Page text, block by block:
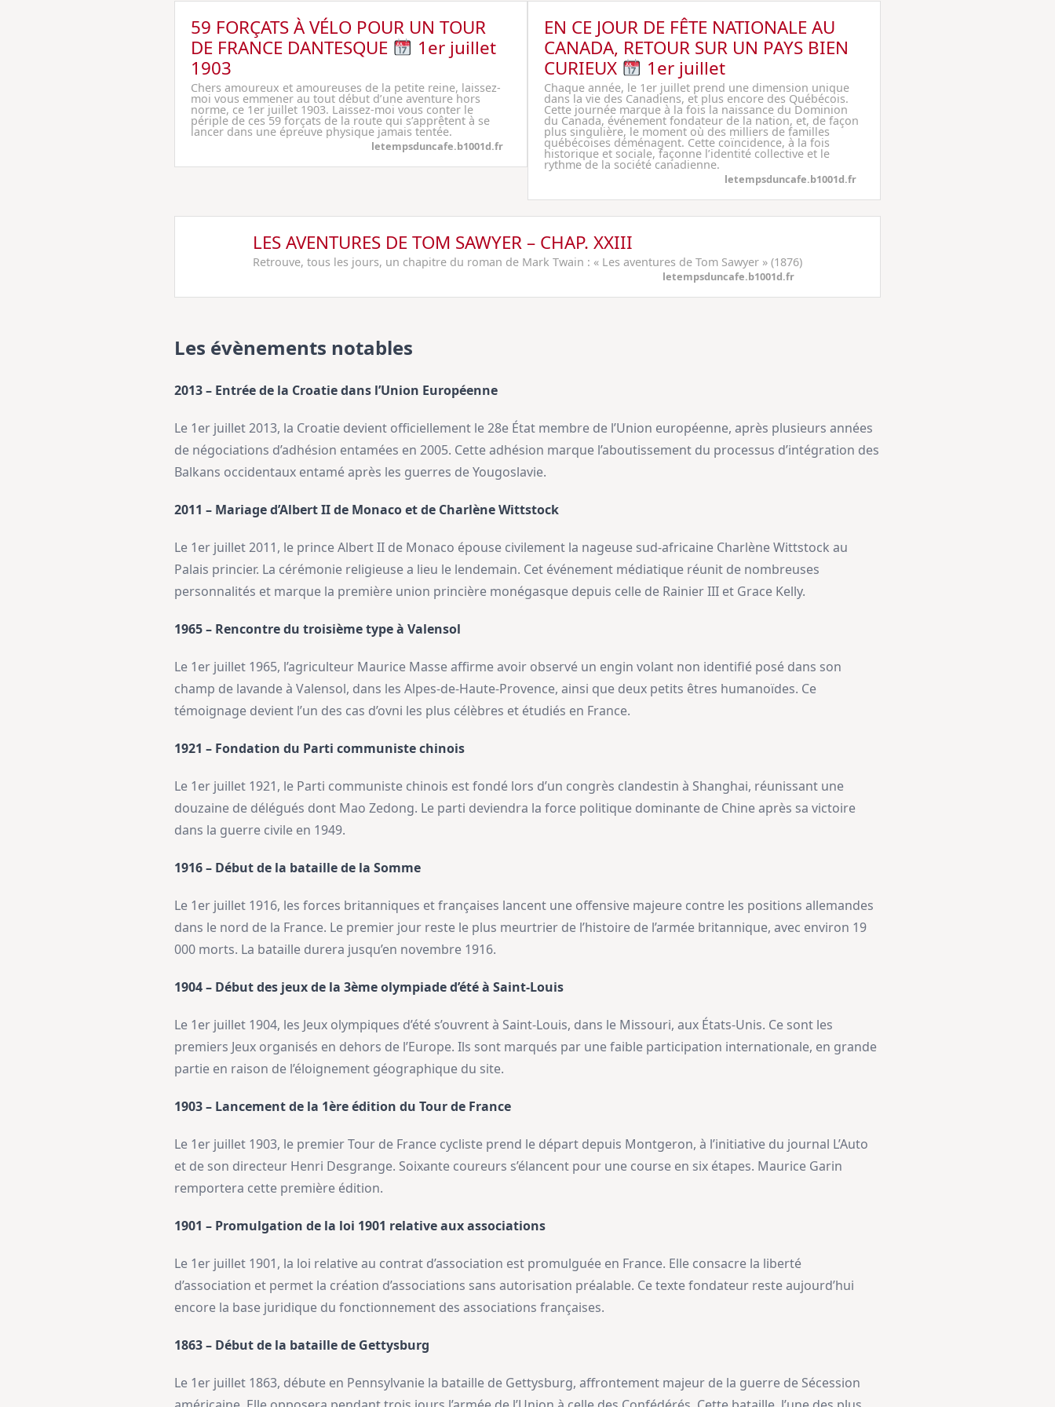
59 FORÇATS À VÉLO POUR UN TOUR
DE FRANCE DANTESQUE
1er juillet
1903
Chers amoureux et amoureuses de la petite reine, laissez-
moi vous emmener au tout début d’une aventure hors
norme, ce 1er juillet 1903. Laissez-moi vous conter le
périple de ces 59 forçats de la route qui s’apprêtent à se
lancer dans une épreuve physique jamais tentée.
letempsduncafe.b1001d.fr
EN CE JOUR DE FÊTE NATIONALE AU
CANADA, RETOUR SUR UN PAYS BIEN
CURIEUX
1er juillet
Chaque année, le 1er juillet prend une dimension unique
dans la vie des Canadiens, et plus encore des Québécois.
Cette journée marque à la fois la naissance du Dominion
du Canada, événement fondateur de la nation, et, de façon
plus singulière, le moment où des milliers de familles
québécoises déménagent. Cette coïncidence, à la fois
historique et sociale, façonne l’identité collective et le
rythme de la société canadienne.
letempsduncafe.b1001d.fr
LES AVENTURES DE TOM SAWYER – CHAP. XXIII
Retrouve, tous les jours, un chapitre du roman de Mark Twain : « Les aventures de Tom Sawyer » (1876)
letempsduncafe.b1001d.fr
Les évènements notables
2013 – Entrée de la Croatie dans l’Union Européenne
Le 1er juillet 2013, la Croatie devient officiellement le 28e État membre de l’Union européenne, après plusieurs années
de négociations d’adhésion entamées en 2005. Cette adhésion marque l’aboutissement du processus d’intégration des
Balkans occidentaux entamé après les guerres de Yougoslavie.
2011 – Mariage d’Albert II de Monaco et de Charlène Wittstock
Le 1er juillet 2011, le prince Albert II de Monaco épouse civilement la nageuse sud-africaine Charlène Wittstock au
Palais princier. La cérémonie religieuse a lieu le lendemain. Cet événement médiatique réunit de nombreuses
personnalités et marque la première union princière monégasque depuis celle de Rainier III et Grace Kelly.
1965 – Rencontre du troisième type à Valensol
Le 1er juillet 1965, l’agriculteur Maurice Masse affirme avoir observé un engin volant non identifié posé dans son
champ de lavande à Valensol, dans les Alpes-de-Haute-Provence, ainsi que deux petits êtres humanoïdes. Ce
témoignage devient l’un des cas d’ovni les plus célèbres et étudiés en France.
1921 – Fondation du Parti communiste chinois
Le 1er juillet 1921, le Parti communiste chinois est fondé lors d’un congrès clandestin à Shanghai, réunissant une
douzaine de délégués dont Mao Zedong. Le parti deviendra la force politique dominante de Chine après sa victoire
dans la guerre civile en 1949.
1916 – Début de la bataille de la Somme
Le 1er juillet 1916, les forces britanniques et françaises lancent une offensive majeure contre les positions allemandes
dans le nord de la France. Le premier jour reste le plus meurtrier de l’histoire de l’armée britannique, avec environ 19
000 morts. La bataille durera jusqu’en novembre 1916.
1904 – Début des jeux de la 3ème olympiade d’été à Saint-Louis
Le 1er juillet 1904, les Jeux olympiques d’été s’ouvrent à Saint-Louis, dans le Missouri, aux États-Unis. Ce sont les
premiers Jeux organisés en dehors de l’Europe. Ils sont marqués par une faible participation internationale, en grande
partie en raison de l’éloignement géographique du site.
1903 – Lancement de la 1ère édition du Tour de France
Le 1er juillet 1903, le premier Tour de France cycliste prend le départ depuis Montgeron, à l’initiative du journal L’Auto
et de son directeur Henri Desgrange. Soixante coureurs s’élancent pour une course en six étapes. Maurice Garin
remportera cette première édition.
1901 – Promulgation de la loi 1901 relative aux associations
Le 1er juillet 1901, la loi relative au contrat d’association est promulguée en France. Elle consacre la liberté
d’association et permet la création d’associations sans autorisation préalable. Ce texte fondateur reste aujourd’hui
encore la base juridique du fonctionnement des associations françaises.
1863 – Début de la bataille de Gettysburg
Le 1er juillet 1863, débute en Pennsylvanie la bataille de Gettysburg, affrontement majeur de la guerre de Sécession